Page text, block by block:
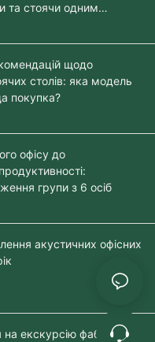
та стоячи одним
щодо
столів: яка модель
покупка?
офісу до
групи з 6 осіб
акустичних офісних
екскурсію фабрикою